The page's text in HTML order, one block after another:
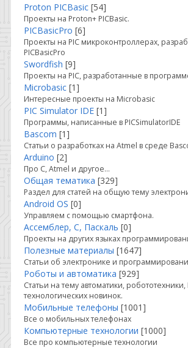
Proton PICBasic [54]
Проекты на Proton+ PICBasic.
PICBasicPro [6]
Проекты на PIC микроконтроллерах,
PICBasicPro
Swordfish [9]
Проекты на PIC, разработанные в
Microbasic [1]
Интересные проекты на Microbasic
PIC Simulator IDE [1]
Программы, написанные в PICSimulatorIDE
Bascom [1]
Статьи о разработках на Atmel в среде
Arduino [2]
Про C, Atmel и другое...
Общая тематика [329]
Раздел для статей на общую тему
Android OS [0]
Управляем с помощью смартфона.
Ассемблер, С, Паскаль [0]
Проекты на других языках
Полезные материалы [1647]
Статьи об электронике и
Роботы и автоматика [929]
Статьи на тему автоматики, робототехники,
технологических новинок.
Мобильные телефоны [1001]
Все о мобильных телефонах
Компьютерные технологии [1000]
Все про компьютерные технологии